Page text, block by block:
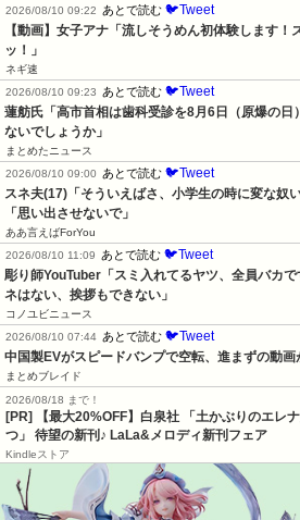
2026/08/10 09:22
あとで読む 🐦Tweet
【動画】女子アナ「流しそうめん初体験しま
ッ！」
ネギ速
2026/08/10 09:23
あとで読む 🐦Tweet
蓮舫氏「高市首相は歯科受診を8月6日（原爆の日
ないでしょうか」
まとめたニュース
2026/08/10 09:00
あとで読む 🐦Tweet
スネ夫(17)「そういえばさ、小学生の時に変な奴
「思い出させないで」
ああ言えばForYou
2026/08/10 11:09
あとで読む 🐦Tweet
彫り師YouTuber「スミ入れてるヤツ、全員バカ
ネはない、挨拶もできない」
コノユビニュース
2026/08/10 07:44 あとで読む 🐦Tweet
中国製EVがスピードバンプで空転、進まずの動画
まとめブレイド
2026/08/18 まで！
[PR] 【最大20%OFF】白泉社 「土かぶりのエレ
つ」 待望の新刊♪ LaLa&メロディ新刊フェア
Kindleストア